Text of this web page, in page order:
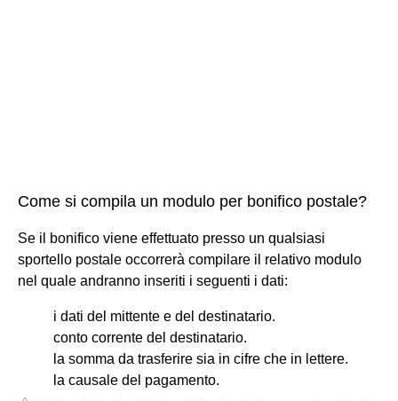
Come si compila un modulo per bonifico postale?
Se il bonifico viene effettuato presso un qualsiasi
sportello postale occorrerà compilare il relativo modulo
nel quale andranno inseriti i seguenti i dati:
i dati del mittente e del destinatario.
conto corrente del destinatario.
la somma da trasferire sia in cifre che in lettere.
la causale del pagamento.